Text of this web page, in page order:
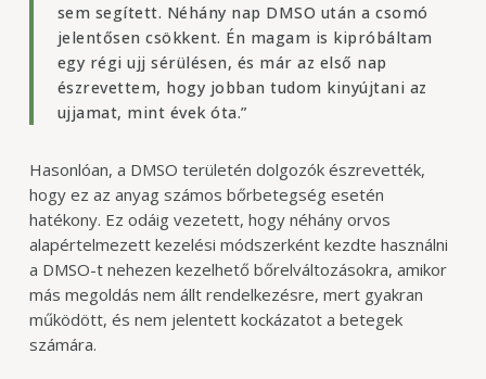
sem segített. Néhány nap DMSO után a csomó
jelentősen csökkent. Én magam is kipróbáltam
egy régi ujj sérülésen, és már az első nap
észrevettem, hogy jobban tudom kinyújtani az
ujjamat, mint évek óta.”
Hasonlóan, a DMSO területén dolgozók észrevették,
hogy ez az anyag számos bőrbetegség esetén
hatékony. Ez odáig vezetett, hogy néhány orvos
alapértelmezett kezelési módszerként kezdte használni
a DMSO-t nehezen kezelhető bőrelváltozásokra, amikor
más megoldás nem állt rendelkezésre, mert gyakran
működött, és nem jelentett kockázatot a betegek
számára.